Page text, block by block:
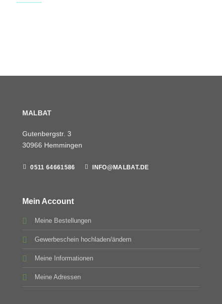
MALBAT
Gutenbergstr. 3
30966 Hemmingen
0511 64661586 INFO@MALBAT.DE
Mein Account
Meine Bestellungen
Gewerbeschein hochladen/ändern
Meine Informationen
Meine Adressen